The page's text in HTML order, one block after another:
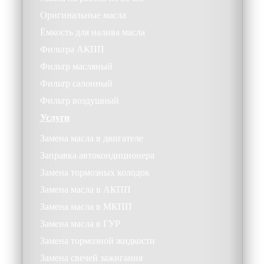
Оригинальные масла
Ёмкость для налива масла
Фильтра АКПП
Фильтр масляный
Фильтр салонный
Фильтр воздушный
Услуги
Замена масла в двигателе
Заправка автокондиционера
Замена тормозных колодок
Замена масла в АКПП
Замена масла в МКПП
Замена масла в ГУР
Замена тормозной жидкости
Замена свечей зажигания